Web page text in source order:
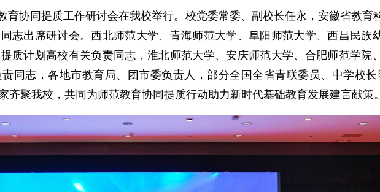
育协同提质工作研讨会在我校举行。校党委常委、副校长任永，安徽省教育
志出席研讨会。西北师范大学、青海师范大学、阜阳师范大学、西昌民族
质计划高校有关负责同志，淮北师范大学、安庆师范大学、合肥师范学院
同志，各地市教育局、团市委负责人，部分全国全省青联委员、中学校长
齐聚我校，共同为师范教育协同提质行动助力新时代基础教育发展建言献策